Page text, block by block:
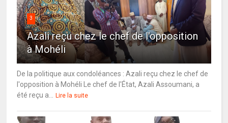
3
Azali reçu chez le chef de l'opposition
à Mohéli
De la politique aux condoléances : Azali reçu chez le chef de
l'opposition à Mohéli Le chef de l'État, Azali Assoumani, a
été reçu a...
Lire la suite